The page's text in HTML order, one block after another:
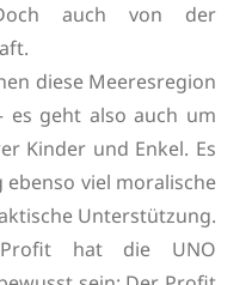
Doch auch von der
diese Meeresregion
es geht also auch um
Kinder und Enkel. Es
viel moralische
Unterstützung.
hat die UNO